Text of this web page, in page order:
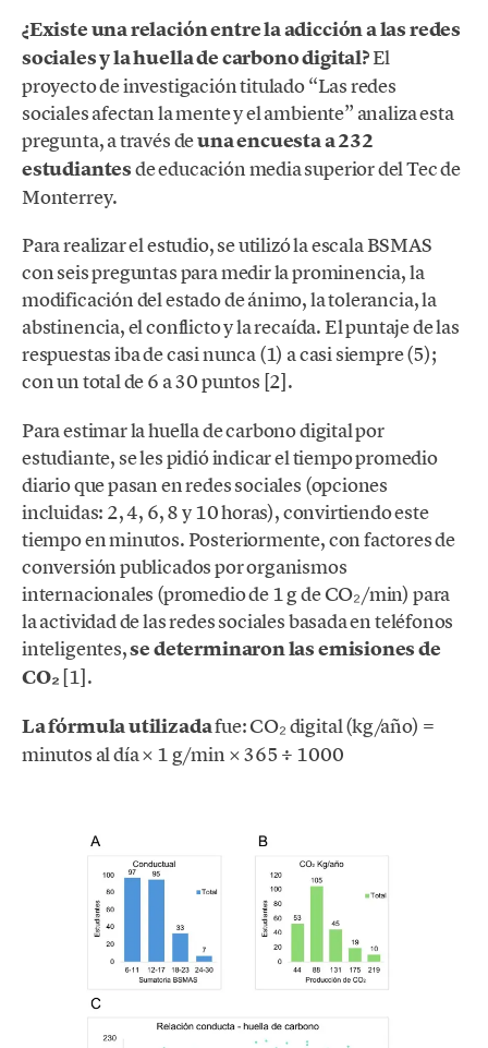
¿Existe una relación entre la adicción a las redes
sociales y la huella de carbono digital?El
proyecto de investigación titulado “Las redes
sociales afectan la mente y el ambiente” analiza esta
pregunta, a través deuna encuesta a 232
estudiantesde educación media superior del Tec de
Monterrey.
Para realizar el estudio, se utilizó la escala BSMAS
con seis preguntas para medir la prominencia, la
modificación del estado de ánimo, la tolerancia, la
abstinencia, el conflicto y la recaída. El puntaje de las
respuestas iba de casi nunca (1) a casi siempre (5);
con un total de 6 a 30 puntos [2].
Para estimar la huella de carbono digital por
estudiante, se les pidió indicar el tiempo promedio
diario que pasan en redes sociales (opciones
incluidas: 2, 4, 6, 8 y 10 horas), convirtiendo este
tiempo en minutos. Posteriormente, con factores de
conversión publicados por organismos
internacionales (promedio de 1 g de CO₂/min) para
la actividad de las redes sociales basada en teléfonos
inteligentes,se determinaron las emisiones de
CO₂[1].
La fórmula utilizadafue: CO₂ digital (kg/año) =
minutos al día × 1 g/min × 365 ÷ 1000